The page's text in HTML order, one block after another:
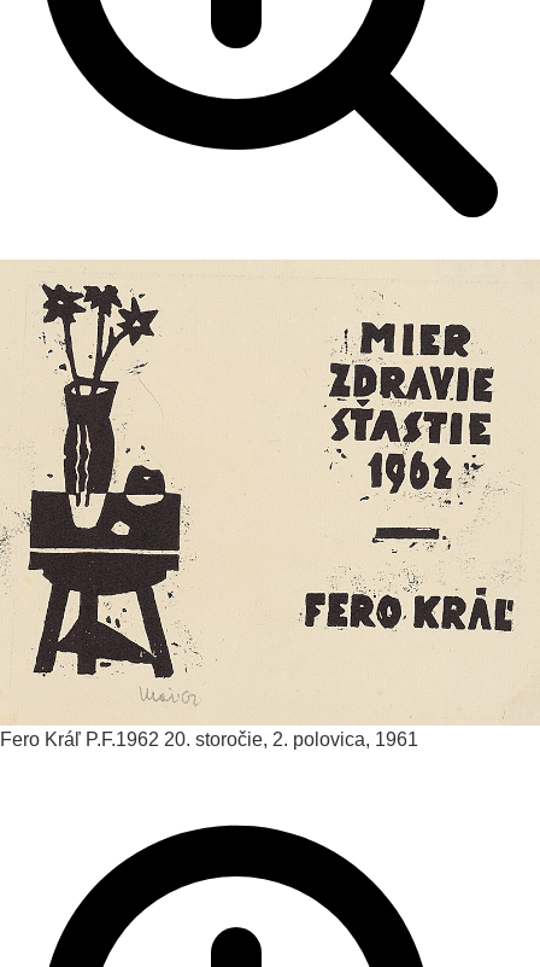
Fero Kráľ P.F.1962 20. storočie, 2. polovica, 1961